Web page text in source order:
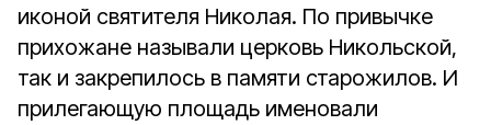
иконой святителя Николая. По привычке
прихожане называли церковь Никольской,
так и закрепилось в памяти старожилов. И
прилегающую площадь именовали